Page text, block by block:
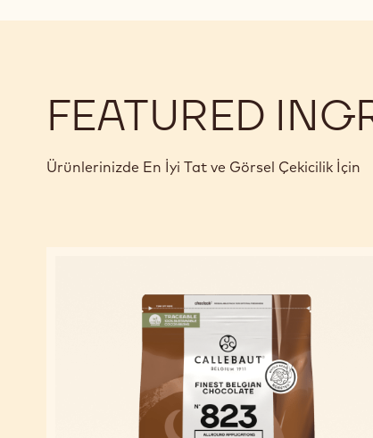
FEATURED
Ürünlerinizde En İyi Tat ve Görsel Çekicilik İçin